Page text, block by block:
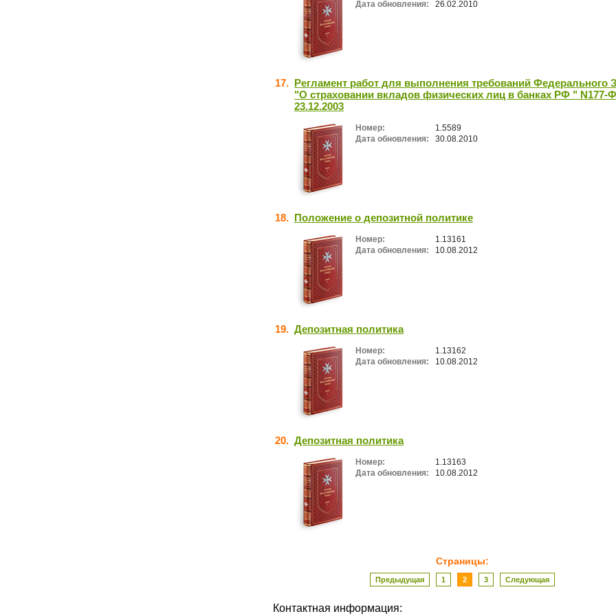
Дата обновления:
26.02.2010
17. Регламент работ для выполнения требований Федерального
"О страховании вкладов физических лиц в банках РФ " N177-
23.12.2003
Номер:
1.5589
Дата обновления:
30.08.2010
18. Положение о депозитной политике
Номер:
1.13161
Дата обновления:
10.08.2012
19. Депозитная политика
Номер:
1.13162
Дата обновления:
10.08.2012
20. Депозитная политика
Номер:
1.13163
Дата обновления:
10.08.2012
Страницы:
Предыдущая 1 2 3 Следующая
Контактная информация: